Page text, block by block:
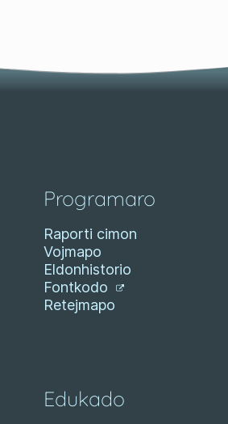
Programaro
Raporti cimon
Vojmapo
Eldonhistorio
Fontkodo
Retejmapo
Edukado